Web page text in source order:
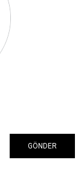
GÖNDER